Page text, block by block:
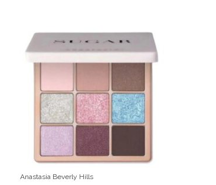
Anastasia Beverly Hills